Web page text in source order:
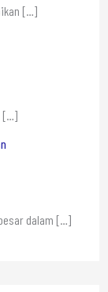
[…]
[…]
dalam […]